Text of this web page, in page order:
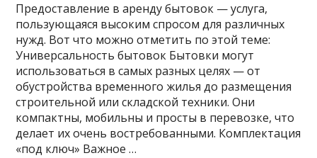
Предоставление в аренду бытовок — услуга,
пользующаяся высоким спросом для различных
нужд. Вот что можно отметить по этой теме:
Универсальность бытовок Бытовки могут
использоваться в самых разных целях — от
обустройства временного жилья до размещения
строительной или складской техники. Они
компактны, мобильны и просты в перевозке, что
делает их очень востребованными. Комплектация
«под ключ» Важное …